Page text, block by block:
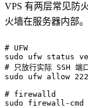
VPS 有两层常见防
火墙在服务器内部
# UFW
sudo ufw status
# 只放行实际 SSH 端
sudo ufw allow
# firewalld
sudo firewall-